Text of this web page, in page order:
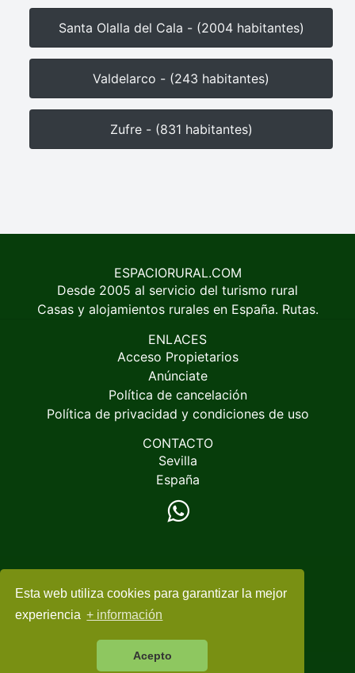
Esta web utiliza cookies para garantizar la mejor
experiencia + información
Acepto
Santa Olalla del Cala - (2004 habitantes)
Valdelarco - (243 habitantes)
Zufre - (831 habitantes)
ESPACIORURAL.COM
Desde 2005 al servicio del turismo rural
Casas y alojamientos rurales en España. Rutas.
ENLACES
Acceso Propietarios
Anúnciate
Política de cancelación
Política de privacidad y condiciones de uso
CONTACTO
Sevilla
España
© 2005-2026 EspacioRural.com